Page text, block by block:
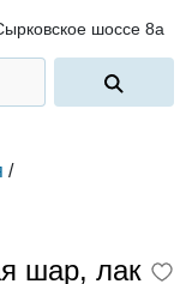
шоссе 8а
/
шар, лак